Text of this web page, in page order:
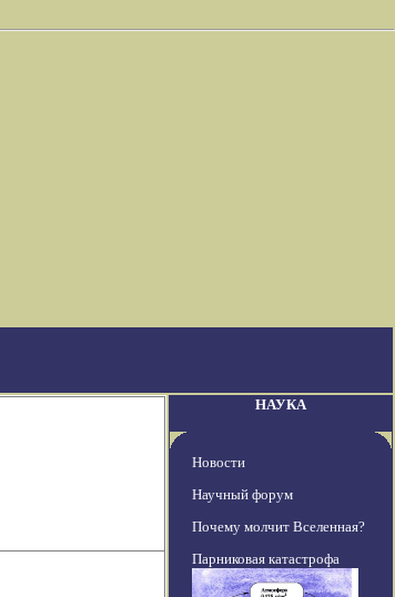
НАУКА
Новости
Научный форум
Почему молчит Вселенная?
Парниковая катастрофа